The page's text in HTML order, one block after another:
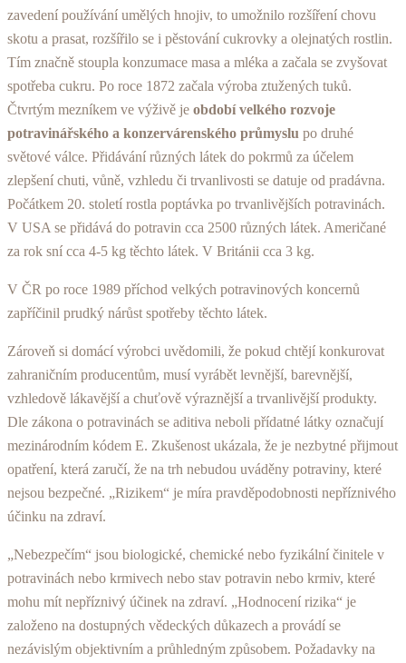
zavedení používání umělých hnojiv, to umožnilo rozšíření chovu
skotu a prasat, rozšířilo se i pěstování cukrovky a olejnatých rostlin.
Tím značně stoupla konzumace masa a mléka a začala se zvyšo­vat
spotřeba cukru. Po roce 1872 začala výroba ztužených tuků.
Čtvrtým mezníkem ve výživě je období velkého roz­voje
potravinářského a konzervárenského průmyslu po druhé
světové válce. Přidávání různých látek do pokrmů za účelem
zlepšení chuti, vůně, vzhledu či trvanlivosti se datuje od pradávna.
Počátkem 20. století rostla poptávka po trvanlivějších potravinách.
V USA se přidává do potravin cca 2500 různých látek. Američané
za rok sní cca 4-5 kg těchto látek. V Británii cca 3 kg.
V ČR po roce 1989 příchod velkých potravinových koncernů
zapříčinil prudký nárůst spotřeby těchto látek.
Zároveň si domácí výrobci uvědomili, že pokud chtějí konkurovat
zahraničním producentům, musí vyrábět levnější, barevnější,
vzhledově lákavější a chuťově vý­raznější a trvanlivější produkty.
Dle zákona o potravi­nách se aditiva neboli přídatné látky označují
meziná­rodním kódem E. Zkušenost ukázala, že je nezbytné přijmout
opatření, která zaručí, že na trh nebudou uvádě­ny potraviny, které
nejsou bezpečné. „Rizikem“ je míra pravděpodobnosti nepříznivého
účinku na zdraví.
„Nebezpečím“ jsou biologické, chemické nebo fyzi­kální činitele v
potravinách nebo krmivech nebo stav potravin nebo krmiv, které
mohu mít nepříznivý účinek na zdraví. „Hodnocení rizika“ je
založeno na dostupných vědeckých důkazech a provádí se
nezávislým objektiv­ním a průhledným způsobem. Požadavky na